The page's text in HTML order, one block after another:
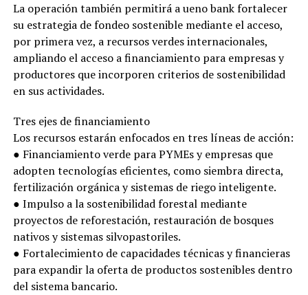
La operación también permitirá a ueno bank fortalecer
su estrategia de fondeo sostenible mediante el acceso,
por primera vez, a recursos verdes internacionales,
ampliando el acceso a financiamiento para empresas y
productores que incorporen criterios de sostenibilidad
en sus actividades.
Tres ejes de financiamiento
Los recursos estarán enfocados en tres líneas de acción:
● Financiamiento verde para PYMEs y empresas que
adopten tecnologías eficientes, como siembra directa,
fertilización orgánica y sistemas de riego inteligente.
● Impulso a la sostenibilidad forestal mediante
proyectos de reforestación, restauración de bosques
nativos y sistemas silvopastoriles.
● Fortalecimiento de capacidades técnicas y financieras
para expandir la oferta de productos sostenibles dentro
del sistema bancario.